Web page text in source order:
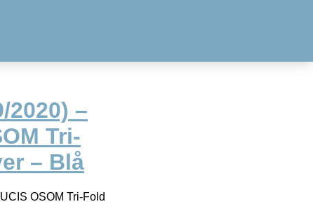
2020) –
Tri-
– Blå
OSOM Tri-Fold